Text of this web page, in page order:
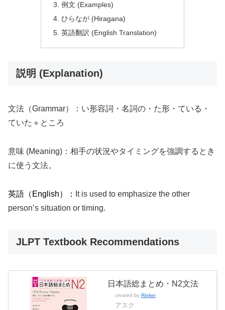
例文 (Examples)
ひらなが (Hiragana)
英語翻訳 (English Translation)
説明 (Explanation)
文法（Grammar）：い形容詞・名詞の・た形・ている・
ていた＋ところ
意味 (Meaning)：相手の状況やタイミングを強調するとき
に使う文法。
英語（English）：
It is used to emphasize the other
person’s situation or timing.
JLPT Textbook Recommendations
日本語総まとめ・N2文法
created by Rinker
アスク